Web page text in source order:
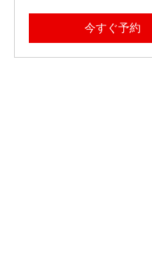
今すぐ予約